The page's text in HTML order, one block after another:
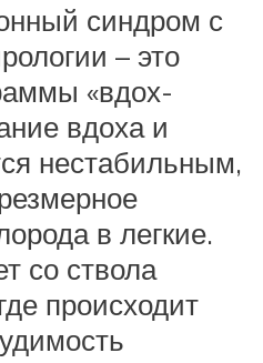
синдром с
– это
«вдох-
вдоха и
нестабильным,
в легкие.
со ствола
происходит